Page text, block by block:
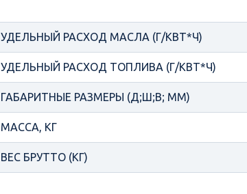
УДЕЛЬНЫЙ РАСХОД МАСЛА (Г/КВТ*Ч)
УДЕЛЬНЫЙ РАСХОД ТОПЛИВА (Г/КВТ*Ч)
ГАБАРИТНЫЕ РАЗМЕРЫ (Д;Ш;В; ММ)
МАССА, КГ
ВЕС БРУТТО (КГ)